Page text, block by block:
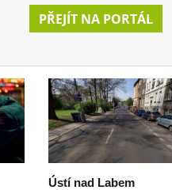
PŘEJÍT NA PORTÁL
Ústí nad Labem